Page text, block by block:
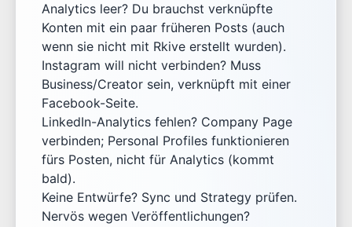
Analytics leer? Du brauchst verknüpfte
Konten mit ein paar früheren Posts (auch
wenn sie nicht mit Rkive erstellt wurden).
Instagram will nicht verbinden? Muss
Business/Creator sein, verknüpft mit einer
Facebook-Seite.
LinkedIn-Analytics fehlen? Company Page
verbinden; Personal Profiles funktionieren
fürs Posten, nicht für Analytics (kommt
bald).
Keine Entwürfe? Sync und Strategy prüfen.
Nervös wegen Veröffentlichungen?